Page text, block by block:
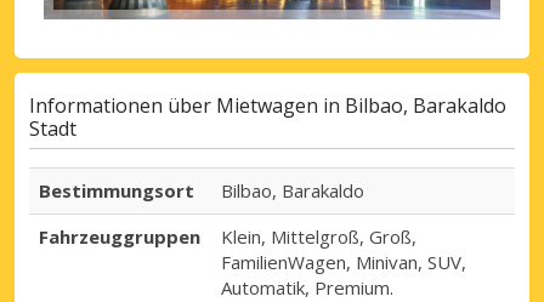
Informationen über Mietwagen in Bilbao, Barakaldo
Stadt
Bestimmungsort
Bilbao, Barakaldo
Fahrzeuggruppen
Klein, Mittelgroß, Groß,
FamilienWagen, Minivan, SUV,
Automatik, Premium.